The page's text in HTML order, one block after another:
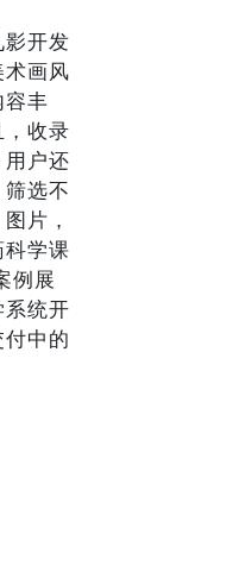
影开发
术画风
容丰
收录
用户还
选不
片，
科学课
例展
统开
中的